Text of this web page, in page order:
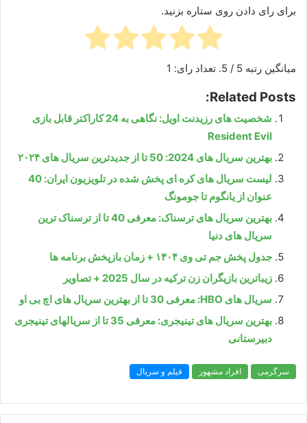
برای رای دادن روی ستاره بزنید.
میانگین رتبه 5 / 5. تعداد رای: 1
Related Posts:
شخصیت های رزیدنت اویل: نگاهی به 24 کاراکتر قابل بازی
Resident Evil
بهترین سریال های 2024: 50 تا از جدیدترین سریال های ۲۰۲۴
لیست سریال های کره ای پخش شده در تلویزیون ایران: 40
عنوان از یانگوم تا جومونگ
بهترین سریال های ترسناک: معرفی 40 تا از ترسناک ترین
سریال های دنیا
جدول پخش جم تی وی ۱۴۰۴ + زمان بازپخش برنامه ها
زیباترین بازیگران زن ترکیه در سال 2025 + تصاویر
سریال های HBO: معرفی 30 تا از بهترین سریال های اچ بی او
بهترین سریال های تینیجری: معرفی 35 تا از سریالهای تینیجری
دبیرستانی
سرگرمی افراد مشهور فیلم و سریال